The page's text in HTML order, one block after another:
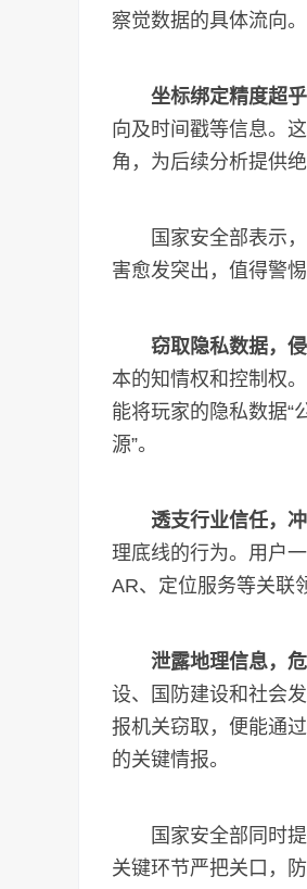
察觉数据的具体流向。
坐标绑定精度超
向及时间戳等信息。
角，为后续分析提供绝
国家安全部表示，
害愈发突出，值得警惕
窃取隐私数据，
本的知情权和控制权
能将玩家的隐私数据“
源”。
透支行业信任，
理底线的行为。用户
AR、定位服务等关联
泄露地理信息，
设、国防建设和社会
报机关窃取，便能通
的关键情报。
国家安全部同时提
关键环节严把关口，